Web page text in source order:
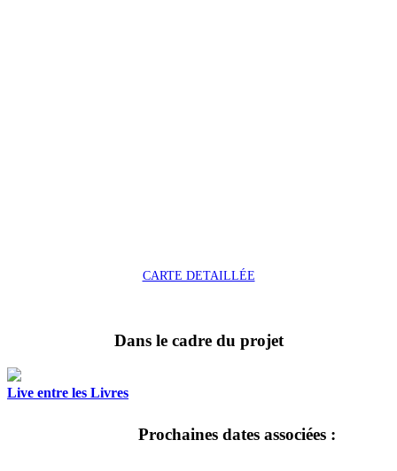
CARTE DETAILLÉE
Dans le cadre du projet
Live entre les Livres
Prochaines dates associées :